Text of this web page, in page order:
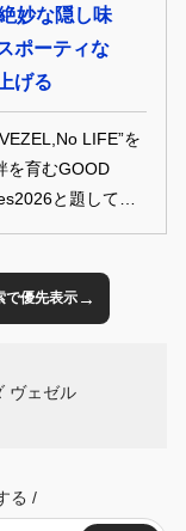
妙な隠し味
ポーティな
げる
LIFE”を
を育むGOOD
と題して名
きな方々にも刺
で優先表示→
ヴェゼル
る /